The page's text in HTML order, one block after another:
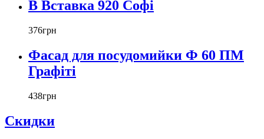
В Вставка 920 Софі
376грн
Фасад для посудомийки Ф 60 ПМ
Графіті
438грн
Скидки